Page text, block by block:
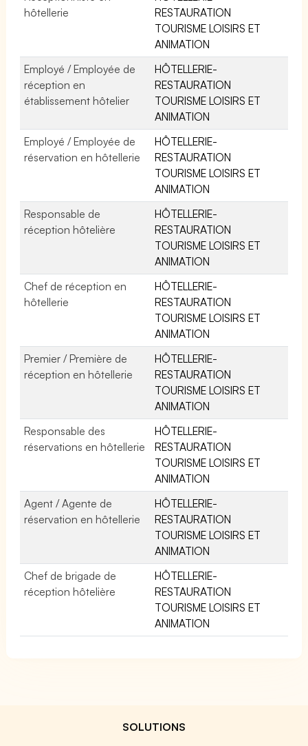
hôtellerie
RESTAURATION
TOURISME LOISIRS ET
ANIMATION
Employé / Employée de
réception en
établissement hôtelier
HÔTELLERIE-
RESTAURATION
TOURISME LOISIRS ET
ANIMATION
Employé / Employée de
réservation en hôtellerie
HÔTELLERIE-
RESTAURATION
TOURISME LOISIRS ET
ANIMATION
Responsable de
réception hôtelière
HÔTELLERIE-
RESTAURATION
TOURISME LOISIRS ET
ANIMATION
Chef de réception en
hôtellerie
HÔTELLERIE-
RESTAURATION
TOURISME LOISIRS ET
ANIMATION
Premier / Première de
réception en hôtellerie
HÔTELLERIE-
RESTAURATION
TOURISME LOISIRS ET
ANIMATION
Responsable des
réservations en hôtellerie
HÔTELLERIE-
RESTAURATION
TOURISME LOISIRS ET
ANIMATION
Agent / Agente de
réservation en hôtellerie
HÔTELLERIE-
RESTAURATION
TOURISME LOISIRS ET
ANIMATION
Chef de brigade de
réception hôtelière
HÔTELLERIE-
RESTAURATION
TOURISME LOISIRS ET
ANIMATION
SOLUTIONS